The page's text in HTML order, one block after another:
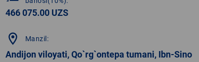
466 075.00 UZS
location_on Manzil:
Andijon viloyati, Qo`rg`ontepa tumani, Ibn-Sino